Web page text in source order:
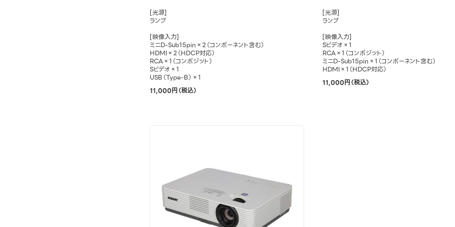
[光源]
ランプ
[映像入力]
ミニD-Sub15pin×2（コンポーネント含む）
HDMI×2（HDCP対応）
RCA×1（コンポジット）
Sビデオ×1
USB（Type-B）×1
11,000円（税込）
[光源]
ランプ
[映像入力]
Sビデオ×1
RCA×1（コンポジット）
ミニD-Sub15pin×1（コンポーネント含む）
HDMI×1（HDCP対応）
11,000円（税込）